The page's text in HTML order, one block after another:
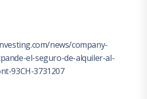
news/company-
el-seguro-de-alquiler-al-
93CH-3731207